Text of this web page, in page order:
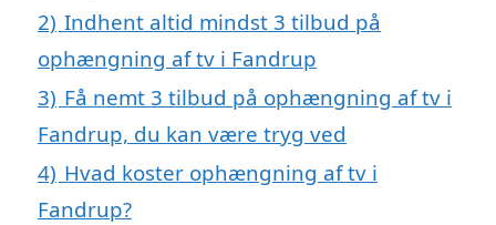
2) Indhent altid mindst 3 tilbud på
ophængning af tv i Fandrup
3) Få nemt 3 tilbud på ophængning af tv i
Fandrup, du kan være tryg ved
4) Hvad koster ophængning af tv i
Fandrup?